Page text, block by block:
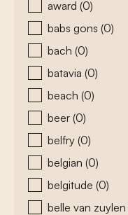
award (0)
babs gons (0)
bach (0)
batavia (0)
beach (0)
beer (0)
belfry (0)
belgian (0)
belgitude (0)
belle van zuylen